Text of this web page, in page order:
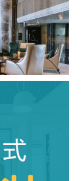
风
钱